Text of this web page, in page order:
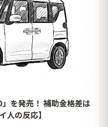
」を発売！ 補助金格差は
人の反応】